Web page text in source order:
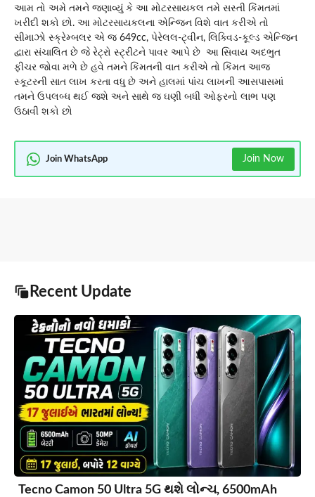
આમ તો અમે તમને જણાવ્યું કે આ મોટરસાયકલ તમે સસ્તી કિંમતમાં
ખરીદી શકો છો. આ મોટરસાયકલના એન્જિન વિશે વાત કરીએ તો
સીમાઝો સ્ક્રેમ્બલર એ જ 649cc, પેરેલલ-ટ્વીન, લિક્વિડ-કૂલ્ડ એન્જિન
દ્વારા સંચાલિત છે જે રેટ્રો સ્ટ્રીટને પાવર આપે છે આ સિવાય અદભુત
ફીચર જોવા મળે છે હવે તમને કિંમતની વાત કરીએ તો કિંમત આજ
સ્કૂટરની સાત લાખ કરતા વધુ છે અને હાલમાં પાંચ લાખની આસપાસમાં
તમને ઉપલબ્ધ થઈ જશે અને સાથે જ ઘણી બધી ઓફરનો લાભ પણ
ઉઠાવી શકો છો
Join WhatsApp Join Now
Recent Update
Tecno Camon 50 Ultra 5G થશે લોન્ચ, 6500mAh